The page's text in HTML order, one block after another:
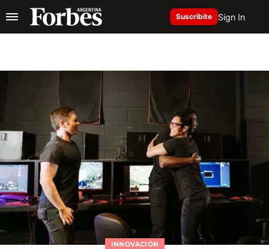
Suscribite Sign In
INNOVACIÓN